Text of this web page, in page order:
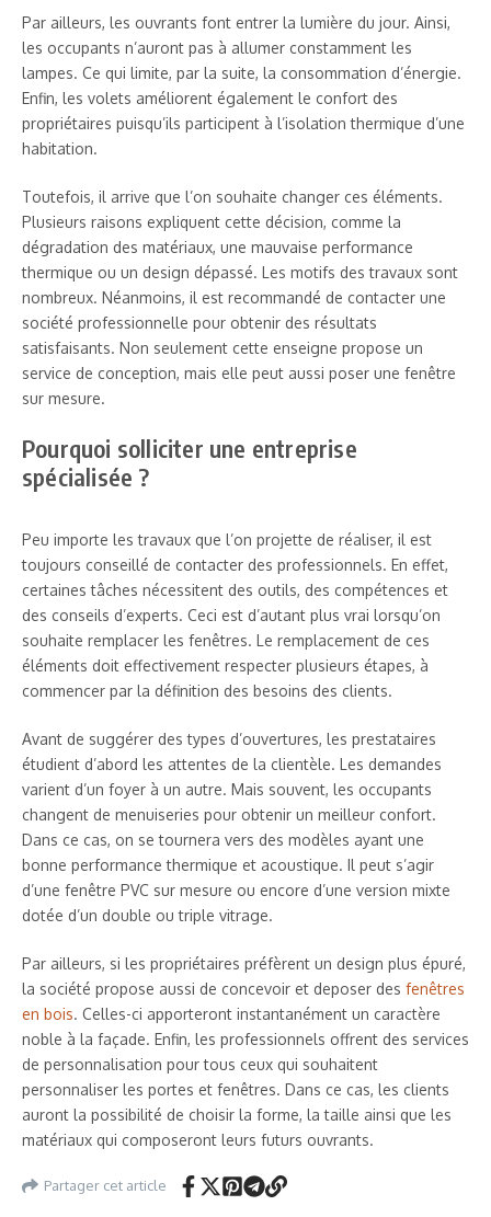
Par ailleurs, les ouvrants font entrer la lumière du jour. Ainsi,
les occupants n’auront pas à allumer constamment les
lampes. Ce qui limite, par la suite, la consommation d’énergie.
Enfin, les volets améliorent également le confort des
propriétaires puisqu’ils participent à l’isolation thermique d’une
habitation.
Toutefois, il arrive que l’on souhaite changer ces éléments.
Plusieurs raisons expliquent cette décision, comme la
dégradation des matériaux, une mauvaise performance
thermique ou un design dépassé. Les motifs des travaux sont
nombreux. Néanmoins, il est recommandé de contacter une
société professionnelle pour obtenir des résultats
satisfaisants. Non seulement cette enseigne propose un
service de conception, mais elle peut aussi poser une fenêtre
sur mesure.
Pourquoi solliciter une entreprise
spécialisée ?
Peu importe les travaux que l’on projette de réaliser, il est
toujours conseillé de contacter des professionnels. En effet,
certaines tâches nécessitent des outils, des compétences et
des conseils d’experts. Ceci est d’autant plus vrai lorsqu’on
souhaite remplacer les fenêtres. Le remplacement de ces
éléments doit effectivement respecter plusieurs étapes, à
commencer par la définition des besoins des clients.
Avant de suggérer des types d’ouvertures, les prestataires
étudient d’abord les attentes de la clientèle. Les demandes
varient d’un foyer à un autre. Mais souvent, les occupants
changent de menuiseries pour obtenir un meilleur confort.
Dans ce cas, on se tournera vers des modèles ayant une
bonne performance thermique et acoustique. Il peut s’agir
d’une fenêtre PVC sur mesure ou encore d’une version mixte
dotée d’un double ou triple vitrage.
Par ailleurs, si les propriétaires préfèrent un design plus épuré,
la société propose aussi de concevoir et deposer des fenêtres
en bois. Celles-ci apporteront instantanément un caractère
noble à la façade. Enfin, les professionnels offrent des services
de personnalisation pour tous ceux qui souhaitent
personnaliser les portes et fenêtres. Dans ce cas, les clients
auront la possibilité de choisir la forme, la taille ainsi que les
matériaux qui composeront leurs futurs ouvrants.
Partager cet article